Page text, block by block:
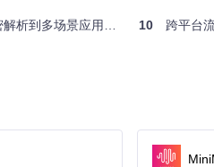
多场景应用全指南 10 跨平台